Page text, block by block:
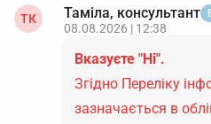
ТК Таміла, консультант
08.08.2026 | 12:38
Вказуєте "Ні".
Згідно Переліку
зазначається в